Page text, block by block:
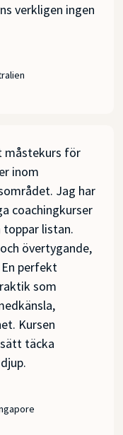
verkligen ingen
måstekurs för
inom
Jag har
coachingkurser
toppar listan.
övertygande,
perfekt
som
Kursen
täcka